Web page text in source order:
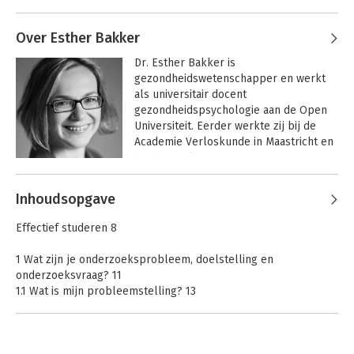
Basisboek
Basisboek
Over Esther Bakker
Dr. Esther Bakker is
gezondheidswetenschapper en werkt
als universitair docent
gezondheidspsychologie aan de Open
Universiteit. Eerder werkte zij bij de
Academie Verloskunde in Maastricht en
Gezondheidswetenschappen aan de
ontwikkelt en verzorgt zij onderwijs op
Andere boeken door Esther Bakker
Inhoudsopgave
Effectief studeren 8
1 Wat zijn je onderzoeksprobleem, doelstelling en
onderzoeksvraag? 11
1.1 Wat is mijn probleemstelling? 13